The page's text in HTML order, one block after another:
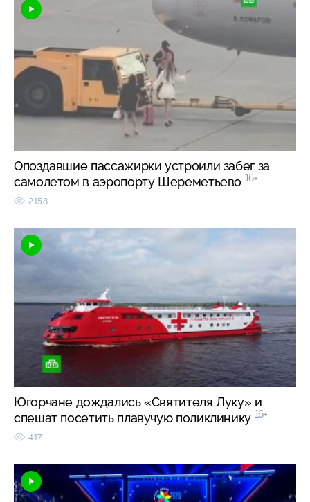
Опоздавшие пассажирки устроили забег за
самолетом в аэропорту Шереметьево 16+
2158
Югорчане дождались «Святителя Луку» и
спешат посетить плавучую поликлинику 16+
417